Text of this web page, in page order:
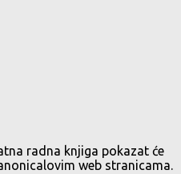
radna knjiga pokazat će
web stranicama.